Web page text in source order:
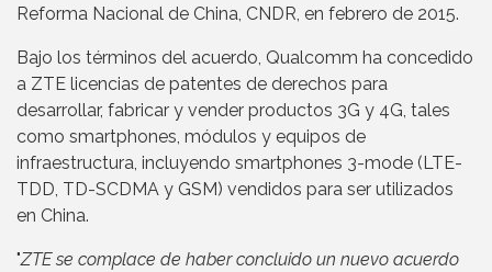
Reforma Nacional de China, CNDR, en febrero de 2015.
Bajo los términos del acuerdo, Qualcomm ha concedido
a ZTE licencias de patentes de derechos para
desarrollar, fabricar y vender productos 3G y 4G, tales
como smartphones, módulos y equipos de
infraestructura, incluyendo smartphones 3-mode (LTE-
TDD, TD-SCDMA y GSM) vendidos para ser utilizados
en China.
"ZTE se complace de haber concluido un nuevo acuerdo